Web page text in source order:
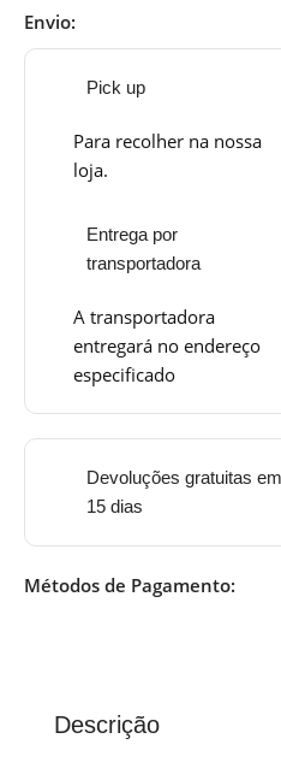
Envio:
Pick up
Para recolher na nossa
loja.
Entrega por
transportadora
A transportadora
entregará no endereço
especificado
Devoluções gratuitas em
15 dias
Métodos de Pagamento:
Descrição